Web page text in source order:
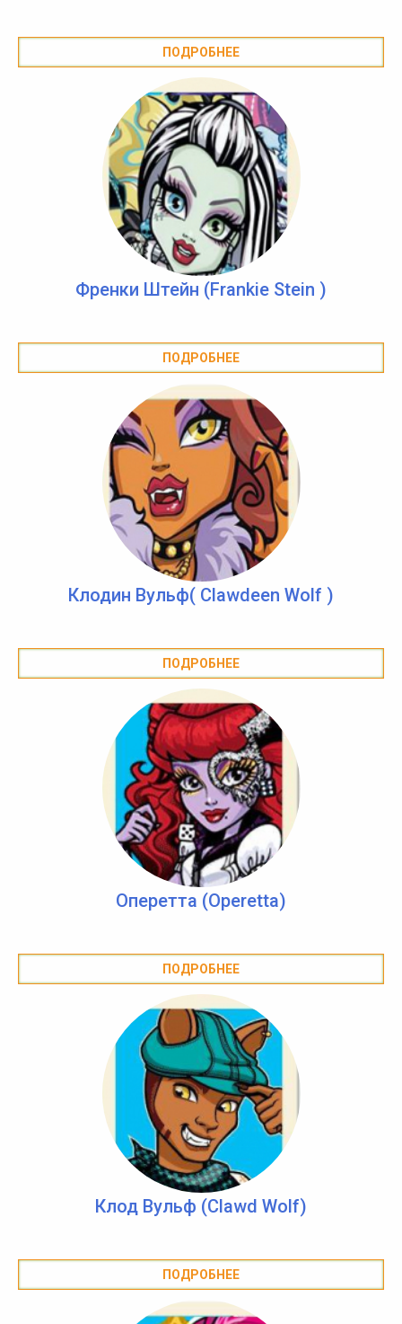
ПОДРОБНЕЕ
Френки Штейн (Frankie Stein )
ПОДРОБНЕЕ
Клодин Вульф( Clawdeen Wolf )
ПОДРОБНЕЕ
Оперетта (Operetta)
ПОДРОБНЕЕ
Клод Вульф (Clawd Wolf)
ПОДРОБНЕЕ